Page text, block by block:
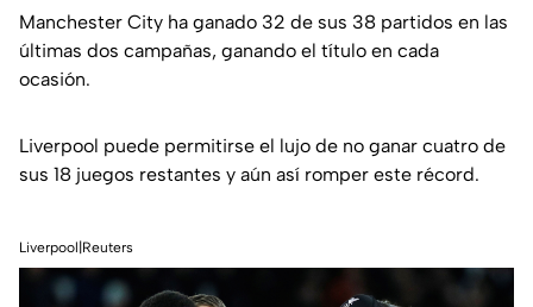
Manchester City ha ganado 32 de sus 38 partidos en las
últimas dos campañas, ganando el título en cada
ocasión.
Liverpool puede permitirse el lujo de no ganar cuatro de
sus 18 juegos restantes y aún así romper este récord.
Liverpool|Reuters